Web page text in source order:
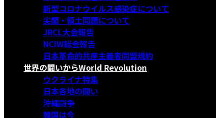
新型コロナウイルス感染症について
尖閣・領土問題について
JRCL大会報告
NCIW総会報告
日本革命的共産主義者同盟規約
世界の闘いからWorld Revolution
ウクライナ特集
日本各地の闘い
沖縄闘争
韓国は今